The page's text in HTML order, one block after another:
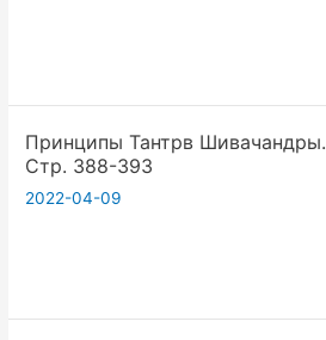
Принципы Тантрв Шивачандры.
Стр. 388-393
2022-04-09